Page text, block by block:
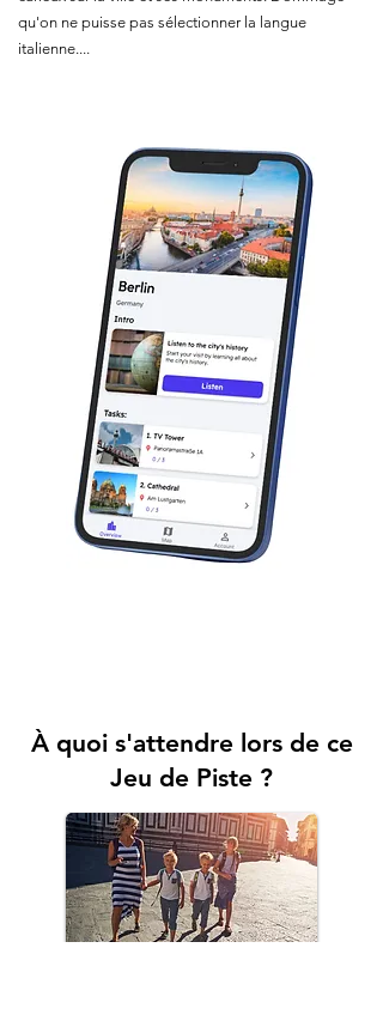
qu'on ne puisse pas sélectionner la langue
italienne....
À quoi s'attendre lors de ce
Jeu de Piste ?